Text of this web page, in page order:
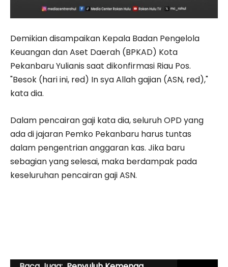
Demikian disampaikan Kepala Badan Pengelola
Keuangan dan Aset Daerah (BPKAD) Kota
Pekanbaru Yulianis saat dikonfirmasi Riau Pos.
"Besok (hari ini, red) In sya Allah gajian (ASN, red),"
kata dia.
Dalam pencairan gaji kata dia, seluruh OPD yang
ada di jajaran Pemko Pekanbaru harus tuntas
dalam pengentrian anggaran kas. Jika baru
sebagian yang selesai, maka berdampak pada
keseluruhan pencairan gaji ASN.